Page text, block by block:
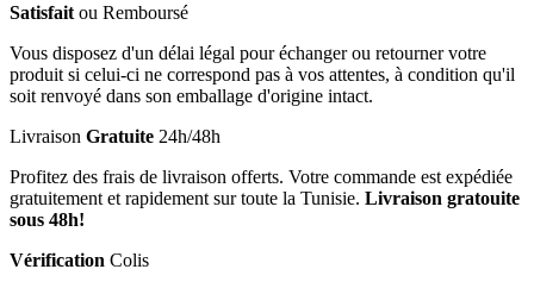
Satisfait ou Remboursé
Vous disposez d'un délai légal pour échanger ou retourner votre
produit si celui-ci ne correspond pas à vos attentes, à condition qu'il
soit renvoyé dans son emballage d'origine intact.
Livraison Gratuite 24h/48h
Profitez des frais de livraison offerts. Votre commande est expédiée
gratuitement et rapidement sur toute la Tunisie. Livraison gratouite
sous 48h!
Vérification Colis